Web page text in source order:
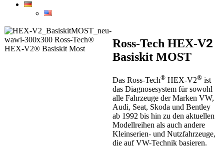
Ross-Tech HEX-V2
Basiskit MOST
Das Ross-Tech® HEX-V2® ist
das Diagnosesystem für sowohl
alle Fahrzeuge der Marken VW,
Audi, Seat, Skoda und Bentley
ab 1992 bis hin zu den aktuellen
Modellreihen als auch andere
Kleinserien- und Nutzfahrzeuge,
die auf VW-Technik basieren.